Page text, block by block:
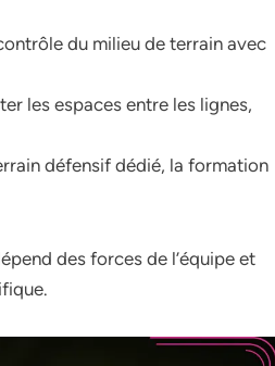
du milieu de terrain avec
les espaces entre les lignes,
défensif dédié, la formation
des forces de l’équipe et